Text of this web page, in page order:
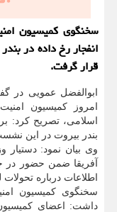
سخنگوی كمیسیون
انفجار رخ داده در
قرار گرفت.
ابوالفضل عمویی در
امروز کمیسیون
اسلامی، تصریح کرد:
بندر بیروت در این
وی بیان نمود: دستیار
آفریقا ضمن حضور در
اطلاعات درباره تحولات
سخنگوی کمیسیون
داشت: اعضای